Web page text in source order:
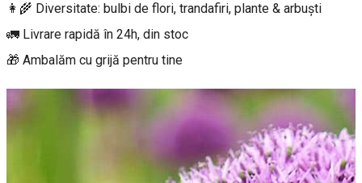
👩‍🌾 Diversitate: bulbi de flori, trandafiri, plante & arbuști
🚛 Livrare rapidă în 24h, din stoc
🎁 Ambalăm cu grijă pentru tine